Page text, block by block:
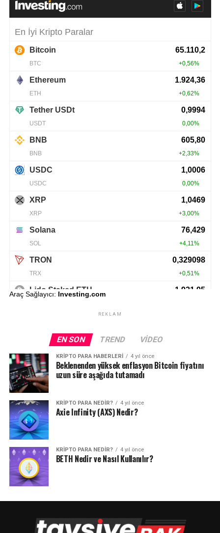
Araç Sağlayıcı: Investing.com
REKLAM
EN SON TREND VIDEO
KRIPTO PARA HABERLERI 4 yıl önce
Beklenenden yüksek enflasyon Bitcoin fiyatını
uzun süre aşağıda tutamadı
KRIPTO PARA NEDIR? 4 yıl önce
Axie Infinity (AXS) Nedir?
KRIPTO PARA NEDIR? 4 yıl önce
BETH Nedir ve Nasıl Kullanılır?